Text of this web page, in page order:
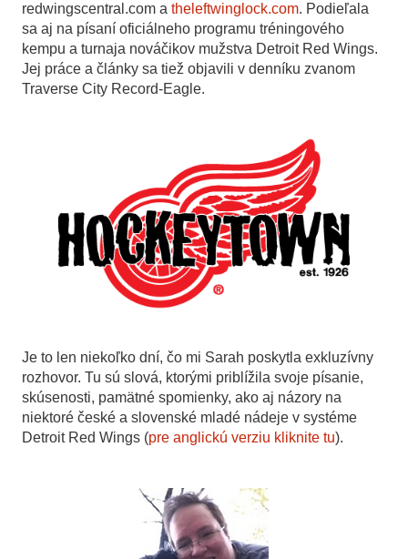
redwingscentral.com a theleftwinglock.com. Podieľala
sa aj na písaní oficiálneho programu tréningového
kempu a turnaja nováčikov mužstva Detroit Red Wings.
Jej práce a články sa tiež objavili v denníku zvanom
Traverse City Record-Eagle.
Je to len niekoľko dní, čo mi Sarah poskytla exkluzívny
rozhovor. Tu sú slová, ktorými priblížila svoje písanie,
skúsenosti, pamätné spomienky, ako aj názory na
niektoré české a slovenské mladé nádeje v systéme
Detroit Red Wings (pre anglickú verziu kliknite tu).